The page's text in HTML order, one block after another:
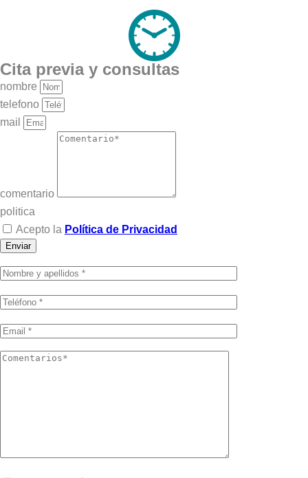
Cita previa y consultas
nombre
telefono
mail
comentario
politica
Acepto la Política de Privacidad
Enviar